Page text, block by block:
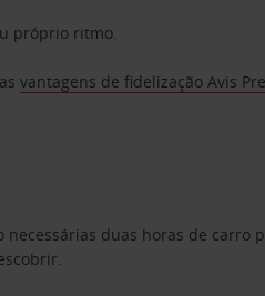
próprio ritmo.
vantagens de fidelização Avis
duas horas de